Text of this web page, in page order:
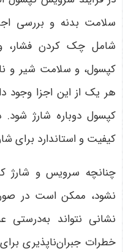
سلامت بدنه و بررسی
شامل چک کردن فشار،
کپسول، و سلامت شیر و
هر یک از این اجزا وجود
کپسول دوباره شارژ شود.
کیفیت و استاندارد برای
چنانچه سرویس و شارژ
نشود، ممکن است در
نشانی نتواند
خطرات جبران‌ناپذیری